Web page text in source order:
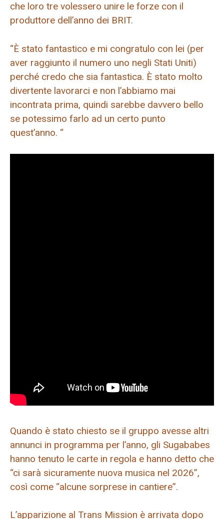
che loro tre volessero unire le forze con il
produttore dell’anno dei BRIT.
“È stato fantastico e mi congratulo con lei (per
aver raggiunto il numero uno negli Stati Uniti)
perché credo che sia fantastica. È stato molto
divertente lavorarci e non l’abbiamo mai
incontrata prima, quindi sarebbe davvero bello
se potessimo farlo ad un certo punto
quest’anno. “
Quando è stato chiesto se il gruppo avesse altri
annunci in programma per l’anno, gli Sugababes
hanno tenuto le carte in regola e hanno detto che
“ci sarà sicuramente nuova musica nel 2026”,
così come “alcune sorprese in cantiere”.
L’apparizione al Trans Mission è arrivata dopo